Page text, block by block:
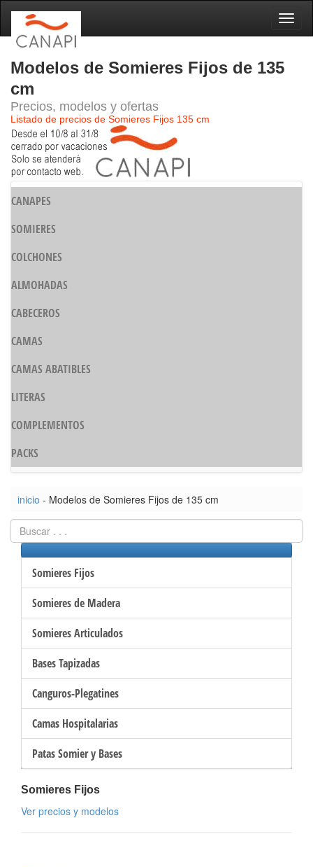
Modelos de Somieres Fijos de 135
cm
Precios, modelos y ofertas
Listado de precios de Somieres Fijos 135 cm
CANAPES
SOMIERES
COLCHONES
ALMOHADAS
CABECEROS
CAMAS
CAMAS ABATIBLES
LITERAS
COMPLEMENTOS
PACKS
inicio - Modelos de Somieres Fijos de 135 cm
Somieres Fijos
Somieres de Madera
Somieres Articulados
Bases Tapizadas
Canguros-Plegatines
Camas Hospitalarias
Patas Somier y Bases
Somieres Fijos
Ver precios y modelos